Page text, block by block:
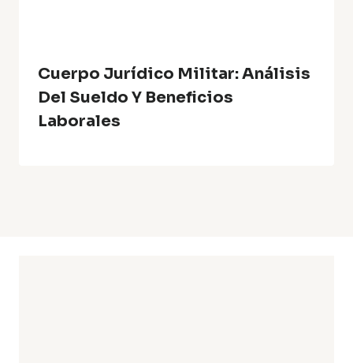
Cuerpo Jurídico Militar: Análisis
Del Sueldo Y Beneficios
Laborales